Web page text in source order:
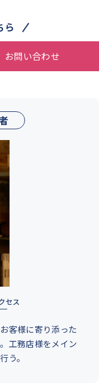
ら
お問い合わせ
セス
客様に寄り添った
工務店様をメイン
う。